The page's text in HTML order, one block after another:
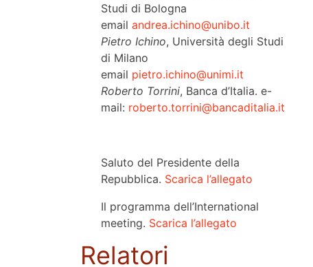
Studi di Bologna
email andrea.ichino@unibo.it
Pietro Ichino, Università degli Studi
di Milano
email pietro.ichino@unimi.it
Roberto Torrini, Banca d’Italia. e-
mail: roberto.torrini@bancaditalia.it
Saluto del Presidente della
Repubblica. Scarica l’allegato
Il programma dell’International
meeting. Scarica l’allegato
Relatori